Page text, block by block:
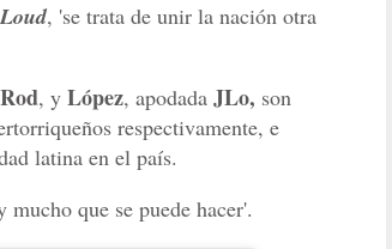
, 'se trata de unir la nación otra
, y López, apodada JLo, son
respectivamente, e
latina en el país.
mucho que se puede hacer'.